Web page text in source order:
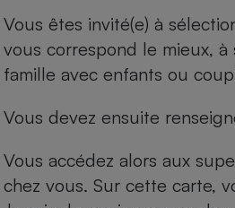
Vous êtes invité(e) à
vous correspond le mieux, à
famille avec enfants ou
Vous devez ensuite
Vous accédez alors aux
chez vous. Sur cette carte,